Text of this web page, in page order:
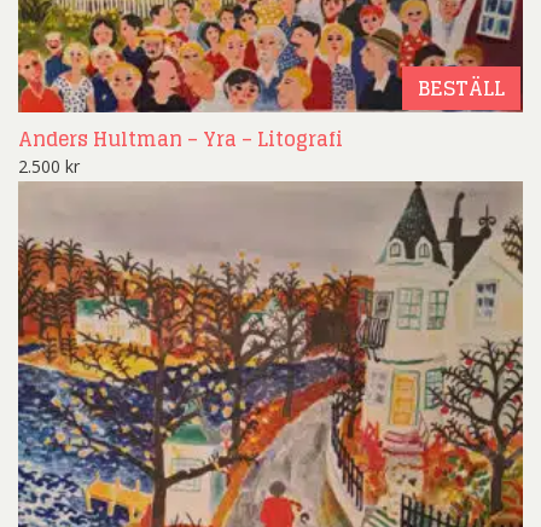
BESTÄLL
Anders Hultman – Yra – Litografi
2.500 kr